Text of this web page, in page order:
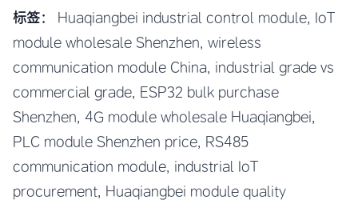
标签：
Huaqiangbei industrial control module, IoT
module wholesale Shenzhen, wireless
communication module China, industrial grade vs
commercial grade, ESP32 bulk purchase
Shenzhen, 4G module wholesale Huaqiangbei,
PLC module Shenzhen price, RS485
communication module, industrial IoT
procurement, Huaqiangbei module quality